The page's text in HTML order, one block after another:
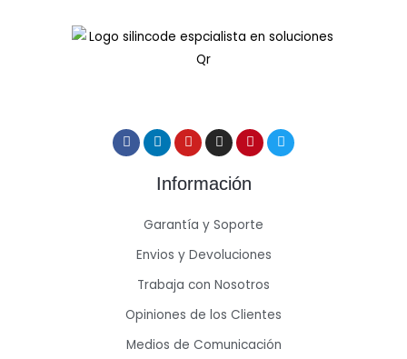
Información
Garantía y Soporte
Envios y Devoluciones
Trabaja con Nosotros
Opiniones de los Clientes
Medios de Comunicación